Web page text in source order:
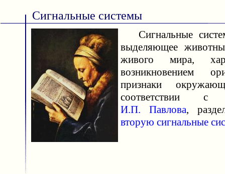
Сигнальные системы
Сигнальные
выделяющее
живого мира,
возникновением
признаки
соответствии с
И.П. Павлова,
вторую сигнальные